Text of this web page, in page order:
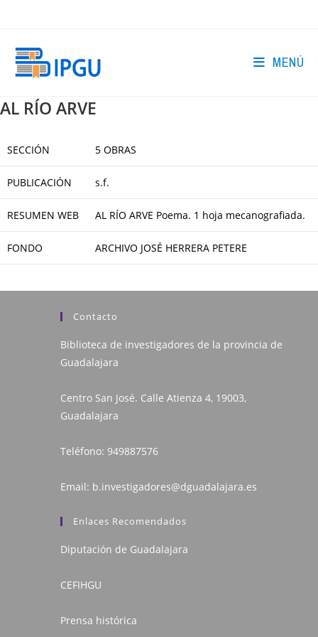
MENÚ
AL RÍO ARVE
SECCIÓN 5 OBRAS
PUBLICACIÓN s.f.
RESUMEN WEB AL RÍO ARVE Poema. 1 hoja mecanografiada.
FONDO ARCHIVO JOSÉ HERRERA PETERE
Contacto
Biblioteca de investigadores de la provincia de
Guadalajara
Centro San José. Calle Atienza 4, 19003,
Guadalajara
Teléfono: 949887576
Email: b.investigadores@dguadalajara.es
Enlaces Recomendados
Diputación de Guadalajara
CEFIHGU
Prensa histórica